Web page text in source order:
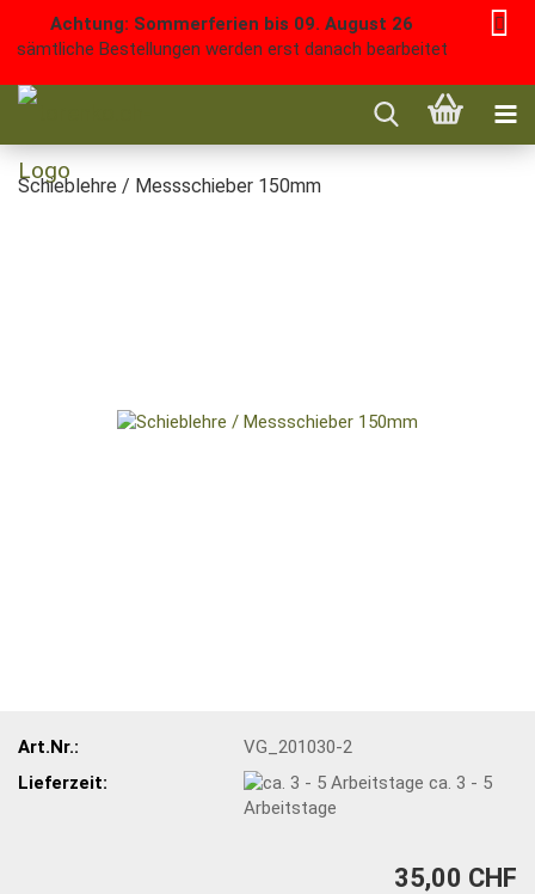
Achtung: Sommerferien bis 09. August 26
sämtliche Bestellungen werden erst danach bearbeitet
Schieblehre / Messschieber 150mm
Art.Nr.:
VG_201030-2
Lieferzeit:
ca. 3 - 5
Arbeitstage
35,00 CHF